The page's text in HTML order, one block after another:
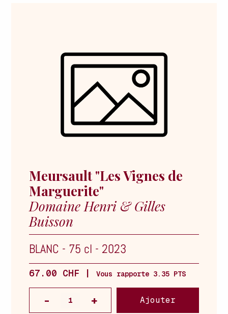
Meursault "Les Vignes de
Marguerite"
Domaine Henri & Gilles
Buisson
BLANC - 75 cl - 2023
67.00 CHF | Vous rapporte 3.35 PTS
Ajouter